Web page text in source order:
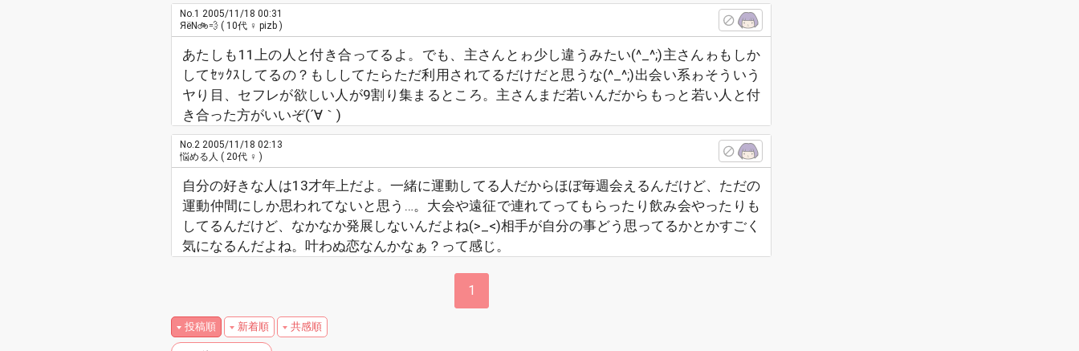
No.1 2005/11/18 00:31
ЯёΝ🚲💨 ( 10代 ♀ pizb )
あたしも11上の人と付き合ってるよ。でも、主さんとゎ少し違うみたい(^_^;)主さんゎもしか
してｾｯｸｽしてるの？もししてたらただ利用されてるだけだと思うな(^_^;)出会い系ゎそういう
ヤり目、セフレが欲しい人が9割り集まるところ。主さんまだ若いんだからもっと若い人と付
き合った方がいいぞ(´∀｀)
No.2 2005/11/18 02:13
悩める人 ( 20代 ♀ )
自分の好きな人は13才年上だよ。一緒に運動してる人だからほぼ毎週会えるんだけど、ただの
運動仲間にしか思われてないと思う…。大会や遠征で連れてってもらったり飲み会やったりも
してるんだけど、なかなか発展しないんだよね(>_<)相手が自分の事どう思ってるかとかすごく
気になるんだよね。叶わぬ恋なんかなぁ？って感じ。
1
投稿順 新着順 共感順